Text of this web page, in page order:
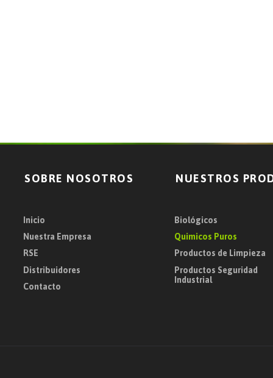
SOBRE NOSOTROS NUESTROS
Inicio
Nuestra Empresa
RSE
Distribuidores
Contacto
Quimicos Puros
Biológicos
Productos de Limpieza
Productos Seguridad
Industrial